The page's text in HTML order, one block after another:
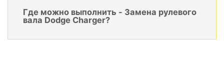
Где можно выполнить - Замена рулевого
вала Dodge Charger?